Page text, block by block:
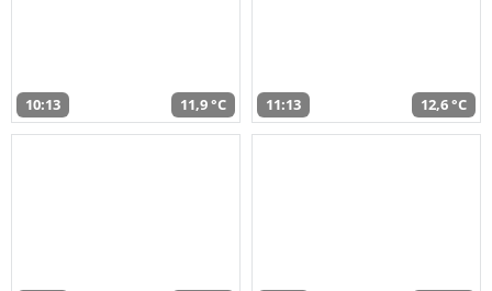
10:13 11,9 °C 11:13 12,6 °C